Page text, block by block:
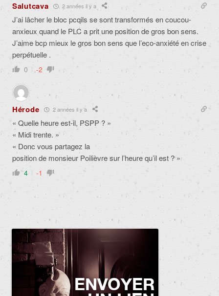
Salutcava 2 années il y a
J’ai lâcher le bloc pcqils se sont transformés en coucou-
anxieux quand le PLC a prit une position de gros bon sens.
J’aime bcp mieux le gros bon sens que l’eco-anxiété en crise
perpétuelle .
0 -2
Hérode 2 années il y a
« Quelle heure est-il, PSPP ? »
« Midi trente. »
« Donc vous partagez la
position de monsieur Poilièvre sur l’heure qu’il est ? »
4 -1